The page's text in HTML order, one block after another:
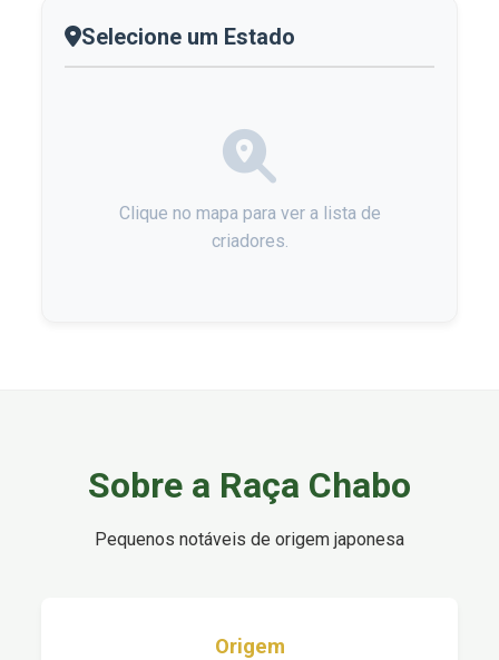
Selecione um Estado
Clique no mapa para ver a lista de
criadores.
Sobre a Raça Chabo
Pequenos notáveis de origem japonesa
Origem